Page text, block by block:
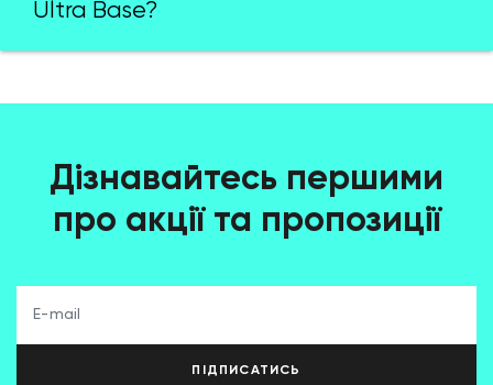
Ultra Base?
Дізнавайтесь першими
про акції та пропозиції
ПІДПИСАТИСЬ